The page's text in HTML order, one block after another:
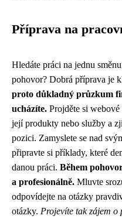
Příprava na
Hledáte práci na jednu
pohovor? Dobrá příprava je
proto důkladný průzkum
ucházíte. Projděte si
její produkty nebo služby a
pozici. Zamyslete se nad
připravte si příklady, které
danou práci. Během
a profesionálně. Mluvte
odpovídejte na otázky
otázky. Projevíte tak zájem